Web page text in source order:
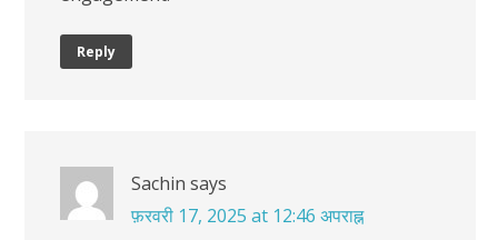
Reply
Sachin says
फ़रवरी 17, 2025 at 12:46 अपराह्न